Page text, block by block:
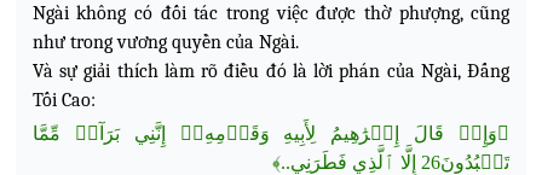
Ngài không có đối tác trong việc được thờ phượng, cũng
như trong vương quyền của Ngài.
Và sự giải thích làm rõ điều đó là lời phán của Ngài, Đấng
Tối Cao:
﴿وَإِذۡ قَالَ إِبۡرَٰهِيمُ لِأَبِيهِ وَقَوۡمِهِۦٓ إِنَّنِي بَرَآءٞ مِّمَّا
تَعۡبُدُونَ26 إِلَّا ٱلَّذِي فَطَرَنِي..﴾